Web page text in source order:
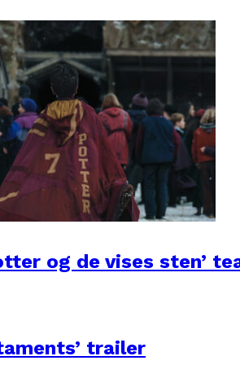
og de vises sten’
trailer